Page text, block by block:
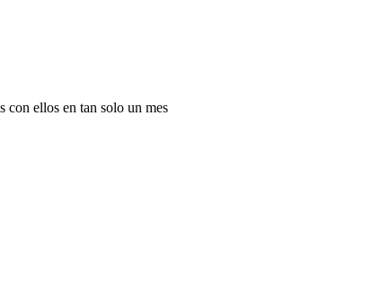
con ellos en tan solo un mes